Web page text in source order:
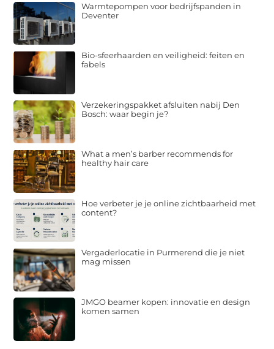
Warmtepompen voor bedrijfspanden in
Deventer
Bio-sfeerhaarden en veiligheid: feiten en
fabels
Verzekeringspakket afsluiten nabij Den
Bosch: waar begin je?
What a men’s barber recommends for
healthy hair care
Hoe verbeter je je online zichtbaarheid met
content?
Vergaderlocatie in Purmerend die je niet
mag missen
JMGO beamer kopen: innovatie en design
komen samen